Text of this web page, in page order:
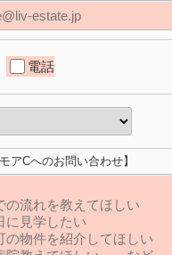
電話
アCへのお問い合わせ】